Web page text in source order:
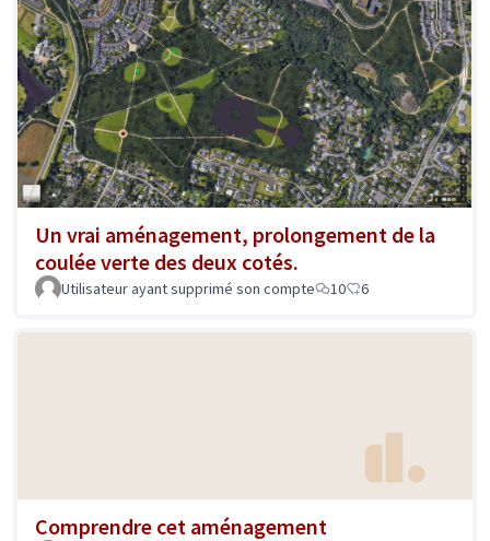
Un vrai aménagement, prolongement de la
coulée verte des deux cotés.
Utilisateur ayant supprimé son compte 10 6
Comprendre cet aménagement